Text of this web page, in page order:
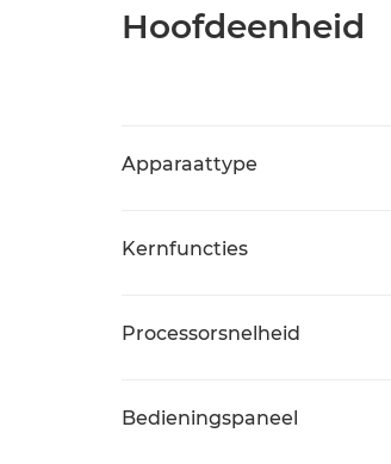
Hoofdeenheid
Apparaattype
Kernfuncties
Processorsnelheid
Bedieningspaneel